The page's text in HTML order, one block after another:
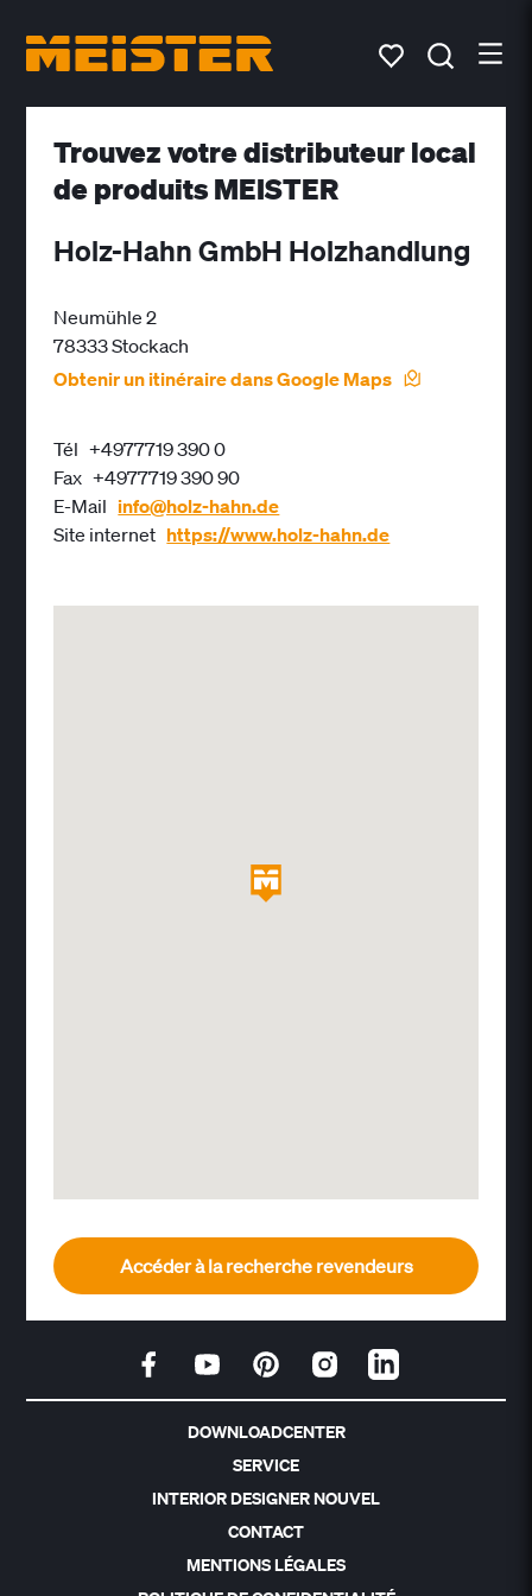
Trouvez votre distributeur local
de produits MEISTER
Holz-Hahn GmbH Holzhandlung
Neumühle 2
78333 Stockach
Obtenir un itinéraire dans Google Maps
Tél +4977719 390 0
Fax +4977719 390 90
E-Mail info@holz-hahn.de
Site internet https://www.holz-hahn.de
Accéder à la recherche revendeurs
DOWNLOADCENTER
SERVICE
INTERIOR DESIGNER NOUVEL
CONTACT
MENTIONS LÉGALES